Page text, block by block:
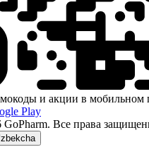
и акции в мобильном
Play
GoPharm. Все права